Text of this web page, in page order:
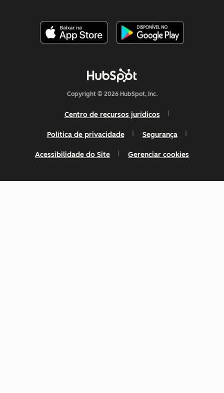
Copyright © 2026 HubSpot, Inc.
Centro de recursos jurídicos
Política de privacidade Segurança
Acessibilidade do Site Gerenciar cookies